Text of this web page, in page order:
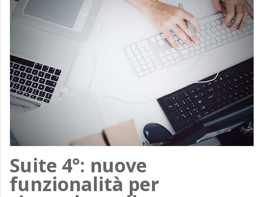
Suite 4°: nuove
funzionalità per